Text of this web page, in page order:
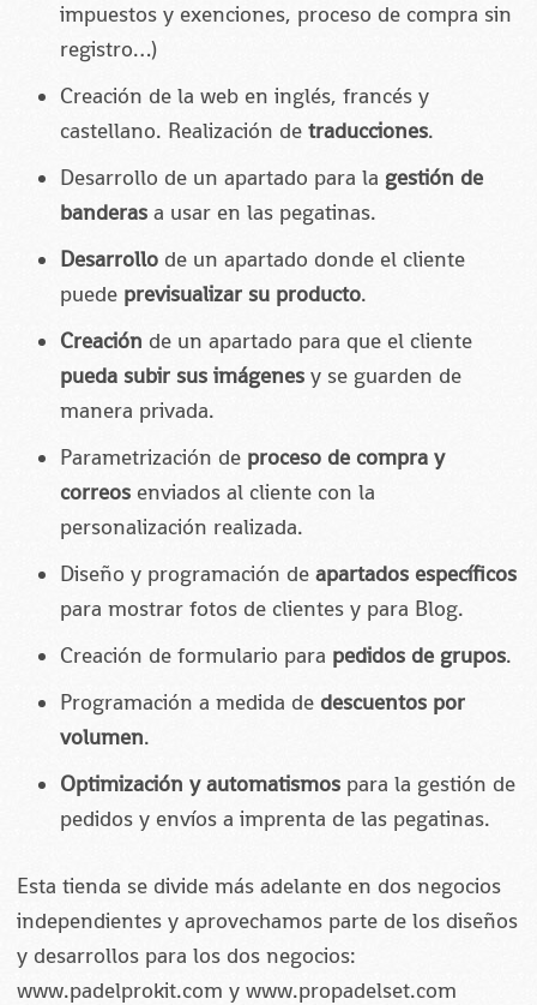
impuestos y exenciones, proceso de compra sin
registro…)
Creación de la web en inglés, francés y
castellano. Realización de traducciones.
Desarrollo de un apartado para la gestión de
banderasa usar en las pegatinas.
Desarrollode un apartado donde el cliente
puede previsualizar su producto.
Creación de un apartado para que el cliente
pueda subir sus imágenesy se guarden de
manera privada.
Parametrización de proceso de compra y
correosenviados al cliente con la
personalización realizada.
Diseño y programación de apartados específicos
para mostrar fotos de clientes y para Blog.
Creación de formulario para pedidos de grupos.
Programación a medida de descuentos por
volumen.
Optimización y automatismospara la gestión de
pedidos y envíos a imprenta de las pegatinas.
Esta tienda se divide más adelante en dos negocios
independientes y aprovechamos parte de los diseños
y desarrollos para los dos negocios:
www.padelprokit.com y www.propadelset.com